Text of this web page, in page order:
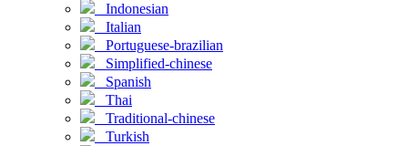
Indonesian
Italian
Portuguese-brazilian
Simplified-chinese
Spanish
Thai
Traditional-chinese
Turkish